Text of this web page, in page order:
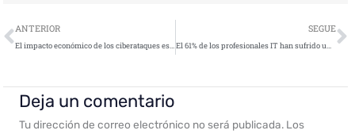
Ant
ANTERIOR
El impacto económico de los ciberataques es de más de un billón de euros
SEGUE
El 61% de los profesionales IT han sufrido una brecha de datos grave
Deja un comentario
Tu dirección de correo electrónico no será publicada. Los